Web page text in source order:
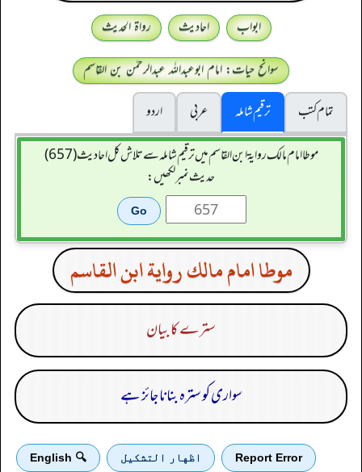
ابواب احادیث
رواۃ الحدیث
سوانح حیات: امام ابوعبداللہ عبدالرحمٰن بن القاسم
تمام کتب
ترقیم شاملہ عربی
اردو
موطا امام مالك رواية ابن القاسم میں ترقیم شاملہ سے تلاش کل احادیث (657)
حدیث نمبر لکھیں:
موطا امام مالك رواية ابن القاسم
سترے کا بیان
سواری کو سترہ بنانا جائز ہے
Report Error اظهار التشكيل 🔍 English